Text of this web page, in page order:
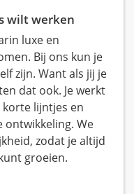
wilt werken
luxe en
Bij ons kun je
zijn. Want als jij je
dat ook. Je werkt
lijntjes en
We
zodat je altijd
groeien.